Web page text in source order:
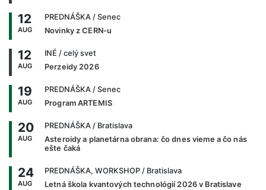
12
AUG
PREDNÁŠKA / Senec
Novinky z CERN-u
12
AUG
INÉ / celý svet
Perzeidy 2026
19
AUG
PREDNÁŠKA / Senec
Program ARTEMIS
20
AUG
PREDNÁŠKA / Bratislava
Asteroidy a planetárna obrana: čo dnes vieme a čo nás
ešte čaká
24
AUG
PREDNÁŠKA, WORKSHOP / Bratislava
Letná škola kvantových technológií 2026 v Bratislave